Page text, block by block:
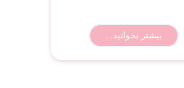
بیشتر بخوانید...